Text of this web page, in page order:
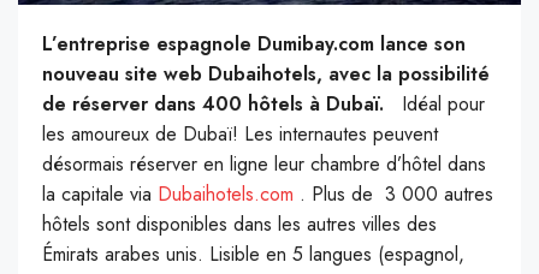
L’entreprise espagnole Dumibay.com lance son
nouveau site web Dubaihotels, avec la possibilité
de réserver dans 400 hôtels à Dubaï. Idéal pour
les amoureux de Dubaï! Les internautes peuvent
désormais réserver en ligne leur chambre d’hôtel dans
la capitale via Dubaihotels.com . Plus de 3 000 autres
hôtels sont disponibles dans les autres villes des
Émirats arabes unis. Lisible en 5 langues (espagnol,